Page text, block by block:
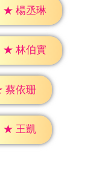
★ 楊丞琳
★ 林伯實
蔡依珊
★ 王凱